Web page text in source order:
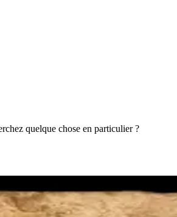
quelque chose en particulier ?